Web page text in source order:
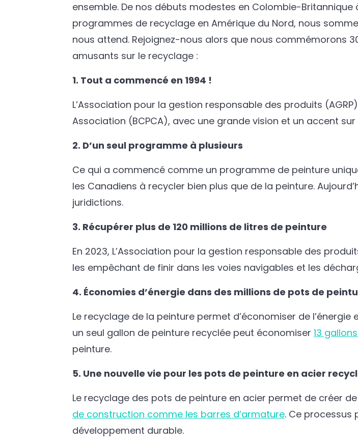
ensemble. De nos débuts modestes en Colombie-
programmes de recyclage en Amérique du Nord, nous
nous attend. Rejoignez-nous alors que nous commémorons
amusants sur le recyclage :
1. Tout a commencé en 1994 !
L’Association pour la gestion responsable des produits
Association (BCPCA), avec une grande vision et un accent
2. D’un seul programme à plusieurs
Ce qui a commencé comme un programme de peinture
les Canadiens à recycler bien plus que de la peinture.
juridictions.
3. Récupérer plus de 120 millions de litres de peinture
En 2023, L’Association pour la gestion responsable des
les empêchant de finir dans les voies navigables et les
4. Économies d’énergie dans des millions de pots de
Le recyclage de la peinture permet d’économiser de
un seul gallon de peinture recyclée peut économiser 13
peinture.
5. Une nouvelle vie pour les pots de peinture en acier
Le recyclage des pots de peinture en acier permet de créer
de construction comme les barres d’armature. Ce processus
développement durable.